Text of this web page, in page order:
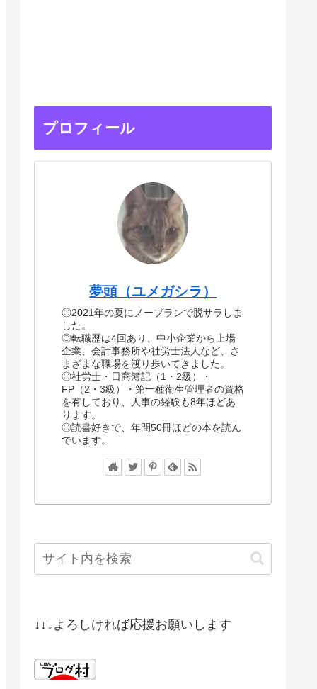
プロフィール
夢頭（ユメガシラ）
◎2021年の夏にノープランで脱サラしま
した。
◎転職歴は4回あり、中小企業から上場
企業、会計事務所や社労士法人など、さ
まざまな職場を渡り歩いてきました。
◎社労士・日商簿記（1・2級）・
FP（2・3級）・第一種衛生管理者の資格
を有しており、人事の経験も8年ほどあ
ります。
◎読書好きで、年間50冊ほどの本を読ん
でいます。
↓↓↓よろしければ応援お願いします